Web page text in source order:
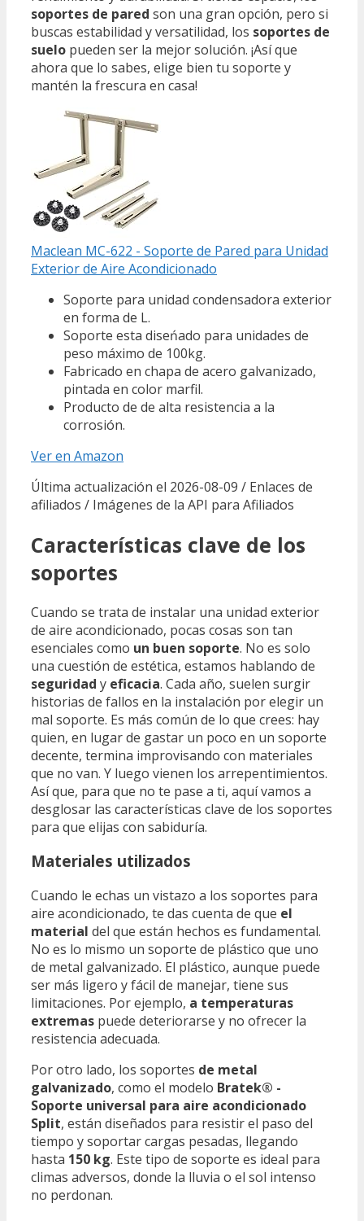
soportes de pared son una gran opción, pero si
buscas estabilidad y versatilidad, los soportes de
suelo pueden ser la mejor solución. ¡Así que
ahora que lo sabes, elige bien tu soporte y
mantén la frescura en casa!
Maclean MC-622 - Soporte de Pared para Unidad
Exterior de Aire Acondicionado
Soporte para unidad condensadora exterior
en forma de L.
Soporte esta diseńado para unidades de
peso máximo de 100kg.
Fabricado en chapa de acero galvanizado,
pintada en color marfil.
Producto de de alta resistencia a la
corrosión.
Ver en Amazon
Última actualización el 2026-08-09 / Enlaces de
afiliados / Imágenes de la API para Afiliados
Características clave de los
soportes
Cuando se trata de instalar una unidad exterior
de aire acondicionado, pocas cosas son tan
esenciales como un buen soporte. No es solo
una cuestión de estética, estamos hablando de
seguridad y eficacia. Cada año, suelen surgir
historias de fallos en la instalación por elegir un
mal soporte. Es más común de lo que crees: hay
quien, en lugar de gastar un poco en un soporte
decente, termina improvisando con materiales
que no van. Y luego vienen los arrepentimientos.
Así que, para que no te pase a ti, aquí vamos a
desglosar las características clave de los soportes
para que elijas con sabiduría.
Materiales utilizados
Cuando le echas un vistazo a los soportes para
aire acondicionado, te das cuenta de que el
material del que están hechos es fundamental.
No es lo mismo un soporte de plástico que uno
de metal galvanizado. El plástico, aunque puede
ser más ligero y fácil de manejar, tiene sus
limitaciones. Por ejemplo, a temperaturas
extremas puede deteriorarse y no ofrecer la
resistencia adecuada.
Por otro lado, los soportes de metal
galvanizado, como el modelo Bratek® -
Soporte universal para aire acondicionado
Split, están diseñados para resistir el paso del
tiempo y soportar cargas pesadas, llegando
hasta 150 kg. Este tipo de soporte es ideal para
climas adversos, donde la lluvia o el sol intenso
no perdonan.